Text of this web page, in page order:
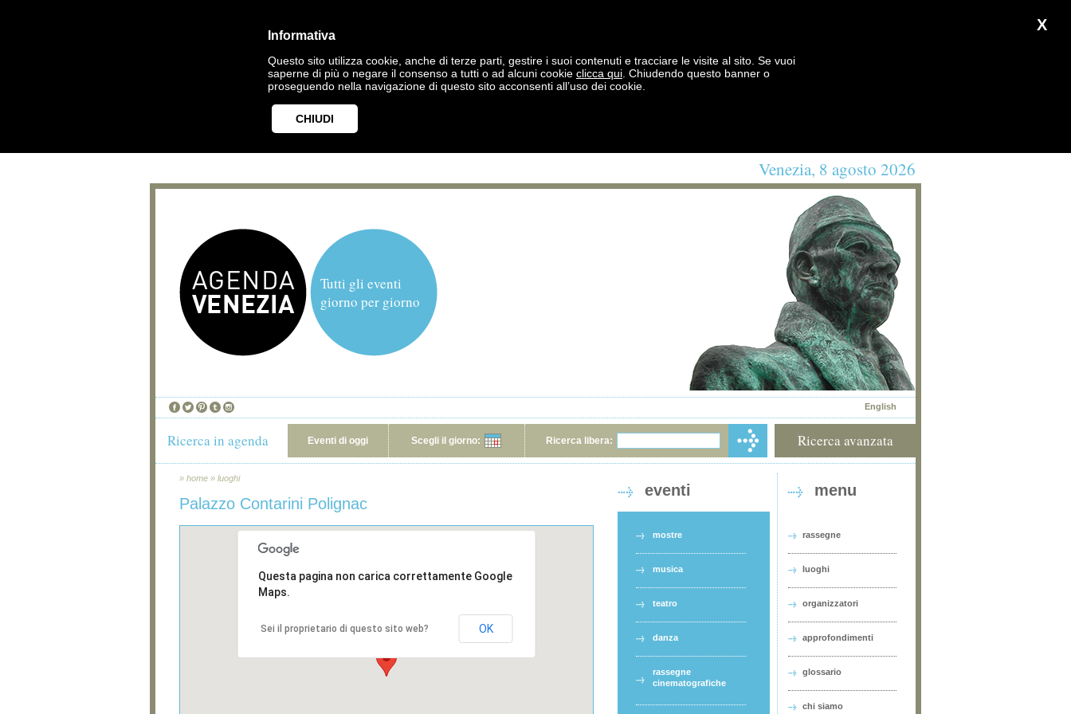
X
Informativa
Questo sito utilizza cookie, anche di terze parti, gestire i suoi contenuti e tracciare le visite al sito. Se vuoi
saperne di più o negare il consenso a tutti o ad alcuni cookie clicca qui . Chiudendo questo banner o
proseguendo nella navigazione di questo sito acconsenti all’uso dei cookie.
CHIUDI
Venezia, 8 agosto 2026
Tutti gli eventi
giorno per giorno
English
Ricerca in agenda Eventi di oggi Scegli il giorno: Ricerca libera: Ricerca avanzata
» home » luoghi
Palazzo Contarini Polignac
Questa pagina non carica correttamente Google
Maps.
Sei il proprietario di questo sito web? OK
eventi
mostre
musica
teatro
danza
rassegne
cinematografiche
menu
rassegne
luoghi
organizzatori
approfondimenti
glossario
chi siamo